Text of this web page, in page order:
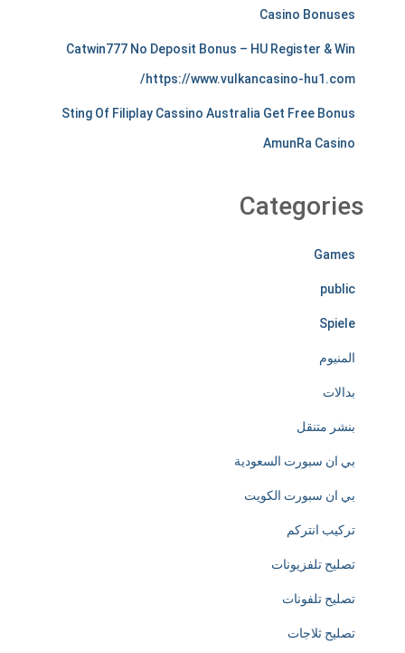
n
s
e
s
s
y
d
e
d
c
a
Casino Bonuses
Catwin777 No Deposit Bonus – HU Register & Win
https://www.vulkancasino-hu1.com/
Sting Of Filiplay Cassino Australia Get Free Bonus
AmunRa Casino
Categories
Games
public
Spiele
المنيوم
بدالات
بنشر متنقل
بي ان سبورت السعودية
بي ان سبورت الكويت
تركيب انتركم
تصليح تلفزيونات
تصليح تلفونات
تصليح ثلاجات